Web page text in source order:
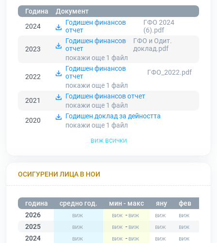
Година
Документ
2024
Годишен финансов
отчет
ГФО 2024
(6).pdf
2023
Годишен финансов
отчет
ГФО и Одит.
доклад.pdf
покажи още 1 файл
2022
Годишен финансов
отчет
ГФО_2022.pdf
покажи още 1 файл
2021
Годишен финансов отчет
покажи още 1 файл
2020
Годишен доклад за дейността
покажи още 1 файл
виж всички
ОСИГУРЕНИ ЛИЦА В НОИ
година средно год. мин - макс яну фев
2026
-
2025
-
2024
-